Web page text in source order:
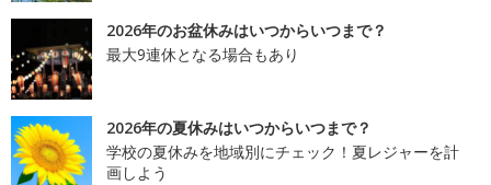
2026年のお盆休みはいつからいつまで？
最大9連休となる場合もあり
2026年の夏休みはいつからいつまで？
学校の夏休みを地域別にチェック！夏レジャーを計
画しよう